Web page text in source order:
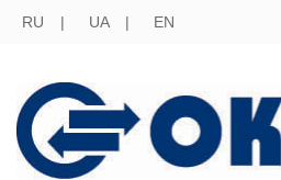
RU UA EN